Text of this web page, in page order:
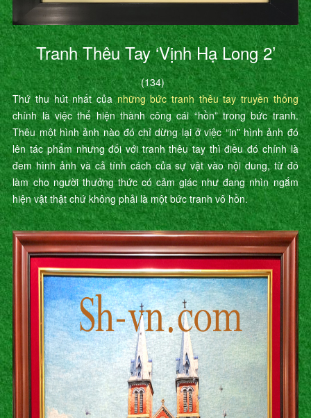
Tranh Thêu Tay ‘Vịnh Hạ Long 2’
(134)
Thứ thu hút nhất củanhững bức tranh thêu tay truyền thống
chính là việc thể hiện thành công cái “hồn” trong bức tranh.
Thêu một hình ảnh nào đó chỉ dừng lại ở việc “in” hình ảnh đó
lên tác phẩm nhưng đối với tranh thêu tay thì điều đó chính là
đem hình ảnh và cả tính cách của sự vật vào nội dung, từ đó
làm cho người thưởng thức có cảm giác như đang nhìn ngắm
hiện vật thật chứ không phải là một bức tranh vô hồn.